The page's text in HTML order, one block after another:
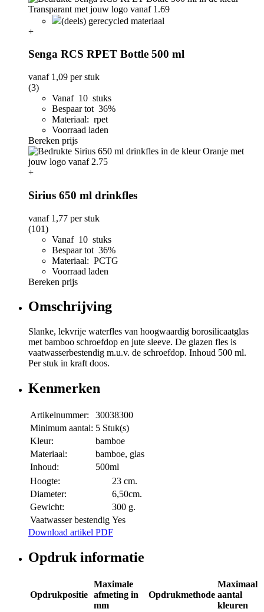
(deels) gerecycled materiaal
+
Senga RCS RPET Bottle 500 ml
vanaf 1,09 per stuk
(3)
Vanaf 10 stuks
Bespaar tot 36%
Materiaal: rpet
Voorraad laden
Bereken prijs
+
Sirius 650 ml drinkfles
vanaf 1,77 per stuk
(101)
Vanaf 10 stuks
Bespaar tot 36%
Materiaal: PCTG
Voorraad laden
Bereken prijs
Omschrijving
Slanke, lekvrije waterfles van hoogwaardig borosilicaatglas
met bamboo schroefdop en jute sleeve. De glazen fles is
vaatwasserbestendig m.u.v. de schroefdop. Inhoud 500 ml.
Per stuk in kraft doos.
Kenmerken
Artikelnummer:
30038300
Minimum aantal: 5 Stuk(s)
Kleur:
bamboe
Materiaal:
bamboe, glas
Inhoud:
500ml
Hoogte:
23 cm.
Diameter:
6,50cm.
Gewicht:
300 g.
Vaatwasser bestendig Yes
Download artikel PDF
Opdruk informatie
Opdrukpositie
Maximale
afmeting in
mm
Opdrukmethode
Maximaal
aantal
kleuren